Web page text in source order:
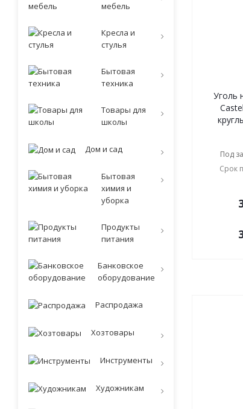
Уголь
Под
Срок
мебель
Кресла и
стулья
Бытовая
техника
Товары для
школы
Дом и сад
Бытовая
химия и
уборка
Продукты
питания
Банковское
оборудование
Распродажа
Хозтовары
Инструменты
Художникам